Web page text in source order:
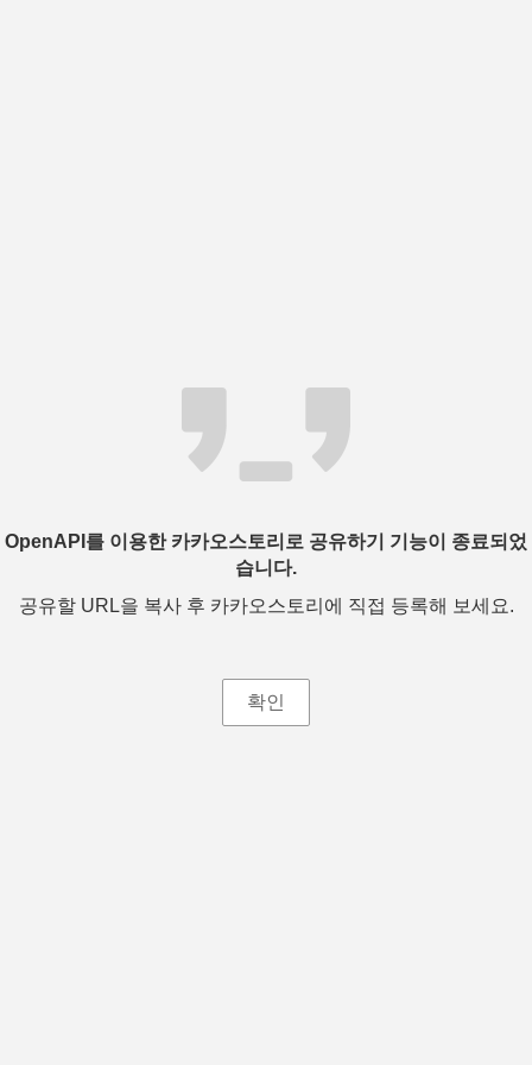
OpenAPI를 이용한 카카오스토리로 공유하기 기능이 종료되었
습니다.
공유할 URL을 복사 후 카카오스토리에 직접 등록해 보세요.
확인